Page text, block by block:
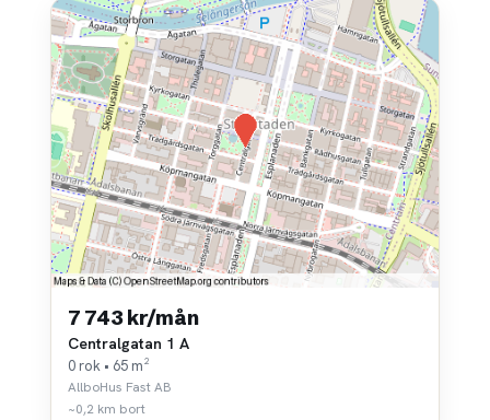
7 743 kr/mån
Centralgatan 1 A
0 rok • 65 m²
AllboHus Fast AB
~0,2 km bort